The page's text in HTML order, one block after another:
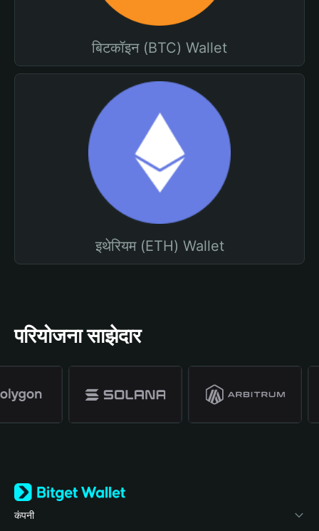
बिटकॉइन (BTC) Wallet
इथेरियम (ETH) Wallet
परियोजना साझेदार
कंपनी